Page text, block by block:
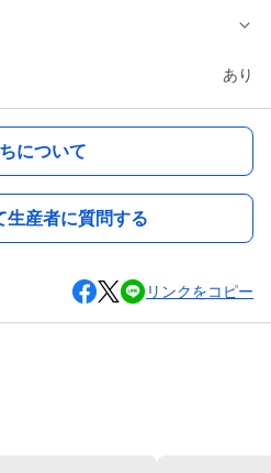
あり
について
生産者に質問する
リンクをコピー